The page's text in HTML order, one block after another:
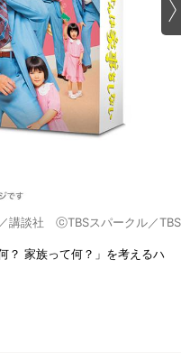
講談社 ⓒTBSスパークル／TBS
？ 家族って何？」を考えるハ